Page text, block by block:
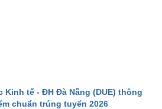
Kinh tế - ĐH Đà Nẵng (DUE) thông
chuẩn trúng tuyển 2026